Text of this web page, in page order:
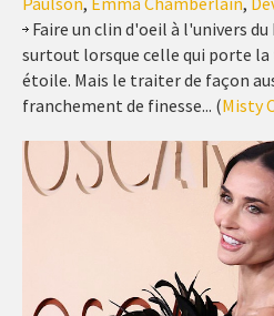
Faire un clin d'oeil à l'univers
surtout lorsque celle qui porte la
étoile. Mais le traiter de façon
franchement de finesse... (Misty